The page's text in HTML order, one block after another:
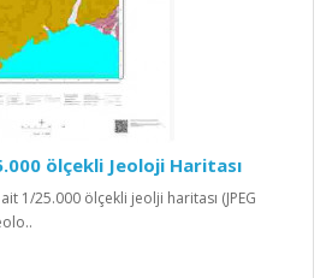
ölçekli Jeoloji Haritası
ait 1/25.000 ölçekli jeolji haritası (JPEG